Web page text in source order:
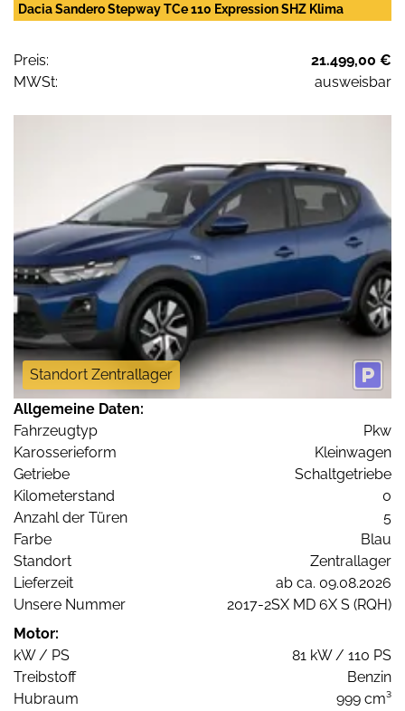
Dacia Sandero Stepway TCe 110 Expression SHZ Klima
Preis:
21.499,00 €
MWSt:
ausweisbar
Standort Zentrallager
Allgemeine Daten:
Fahrzeugtyp
Pkw
Karosserieform
Kleinwagen
Getriebe
Schaltgetriebe
Kilometerstand
0
Anzahl der Türen
5
Farbe
Blau
Standort
Zentrallager
Lieferzeit
ab ca. 09.08.2026
Unsere Nummer
2017-2SX MD 6X S (RQH)
Motor:
kW / PS
81 kW / 110 PS
Treibstoff
Benzin
Hubraum
999 cm³